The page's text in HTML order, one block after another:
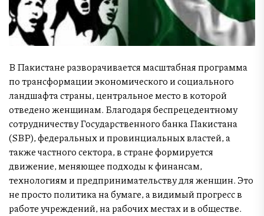
В Пакистане разворачивается масштабная программа
по трансформации экономического и социального
ландшафта страны, центральное место в которой
отведено женщинам. Благодаря беспрецедентному
сотрудничеству Государственного банка Пакистана
(SBP), федеральных и провинциальных властей, а
также частного сектора, в стране формируется
движение, меняющее подходы к финансам,
технологиям и предпринимательству для женщин. Это
не просто политика на бумаге, а видимый прогресс в
работе учреждений, на рабочих местах и в обществе.